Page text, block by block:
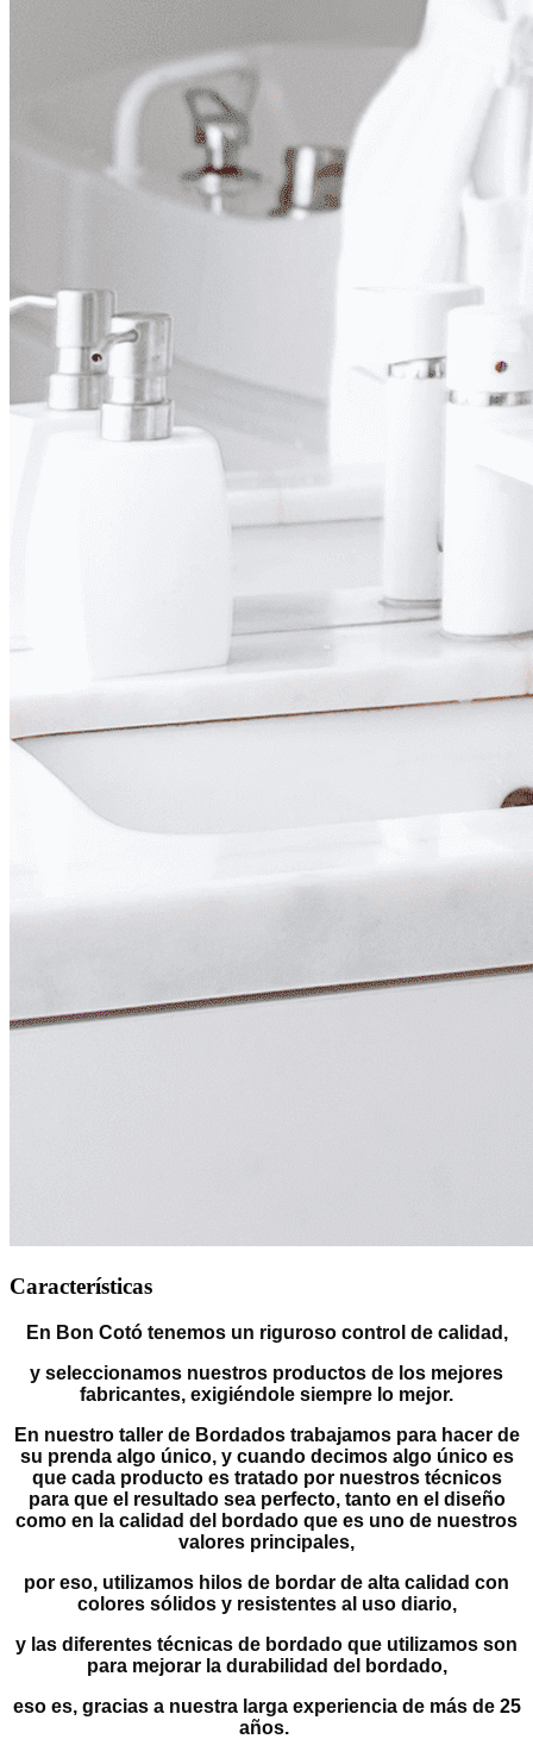
Características
En Bon Cotó tenemos un riguroso control de calidad,
y seleccionamos nuestros productos de los mejores
fabricantes, exigiéndole siempre lo mejor.
En nuestro taller de Bordados trabajamos para hacer de
su prenda algo único, y cuando decimos algo único es
que cada producto es tratado por nuestros técnicos
para que el resultado sea perfecto, tanto en el diseño
como en la calidad del bordado que es uno de nuestros
valores principales,
por eso, utilizamos hilos de bordar de alta calidad con
colores sólidos y resistentes al uso diario,
y las diferentes técnicas de bordado que utilizamos son
para mejorar la durabilidad del bordado,
eso es, gracias a nuestra larga experiencia de más de 25
años.